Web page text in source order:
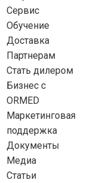
Сервис
Обучение
Доставка
Партнерам
Стать дилером
Бизнес с
ORMED
Маркетинговая
поддержка
Документы
Медиа
Статьи